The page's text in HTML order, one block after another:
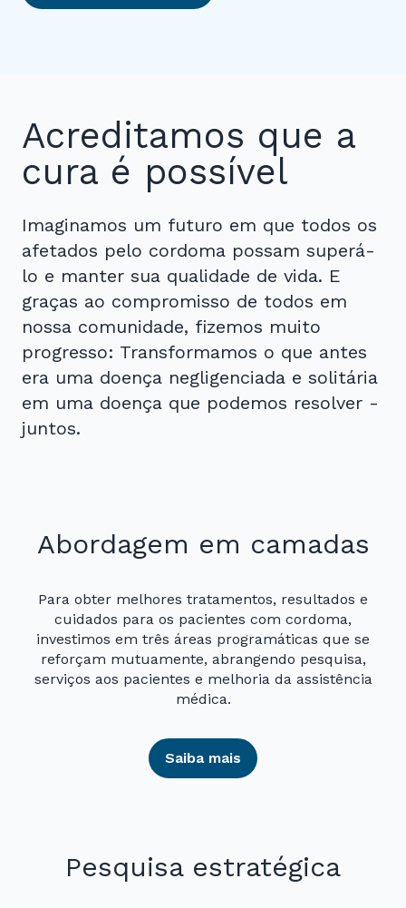
Acreditamos que a
cura é possível
Imaginamos um futuro em que todos os
afetados pelo cordoma possam superá-
lo e manter sua qualidade de vida. E
graças ao compromisso de todos em
nossa comunidade, fizemos muito
progresso: Transformamos o que antes
era uma doença negligenciada e solitária
em uma doença que podemos resolver -
juntos.
Abordagem em camadas
Para obter melhores tratamentos, resultados e
cuidados para os pacientes com cordoma,
investimos em três áreas programáticas que se
reforçam mutuamente, abrangendo pesquisa,
serviços aos pacientes e melhoria da assistência
médica.
Saiba mais
Pesquisa estratégica